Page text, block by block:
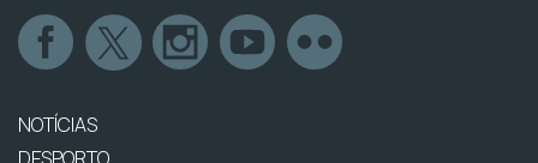
NOTÍCIAS